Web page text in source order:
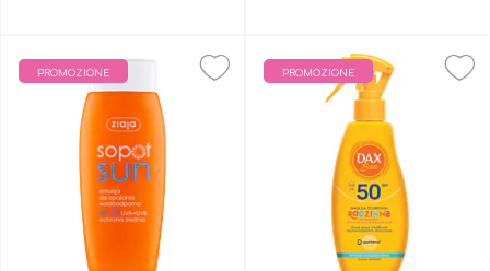
PROMOZIONE PROMOZIONE